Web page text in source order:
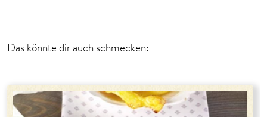
Das könnte dir auch schmecken: